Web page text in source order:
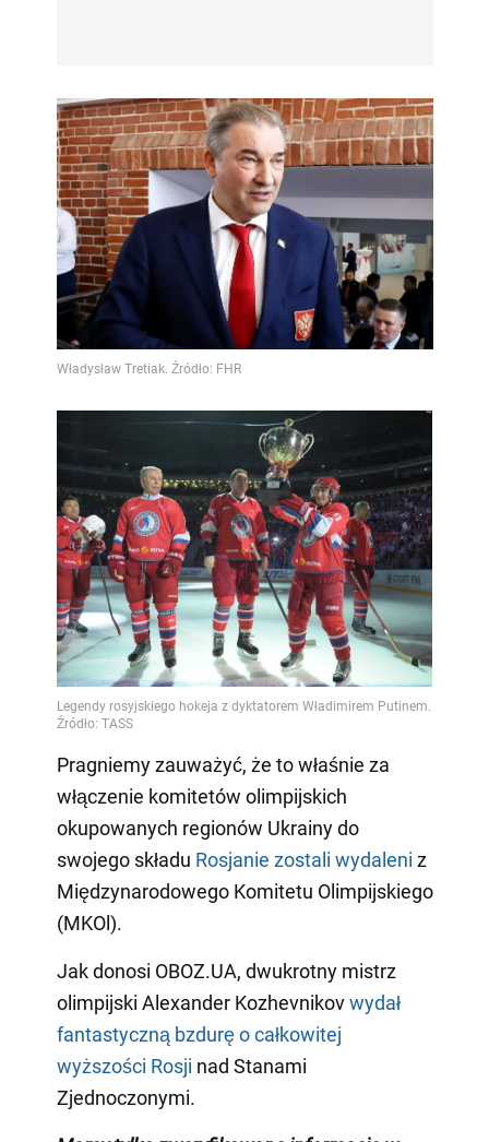
Pragniemy zauważyć, że to właśnie za
włączenie komitetów olimpijskich
okupowanych regionów Ukrainy do
swojego składu Rosjanie zostali wydaleni z
Międzynarodowego Komitetu Olimpijskiego
(MKOl).
Jak donosi OBOZ.UA, dwukrotny mistrz
olimpijski Alexander Kozhevnikovwydał
fantastyczną bzdurę o całkowitej
wyższości Rosji nad Stanami
Zjednoczonymi.